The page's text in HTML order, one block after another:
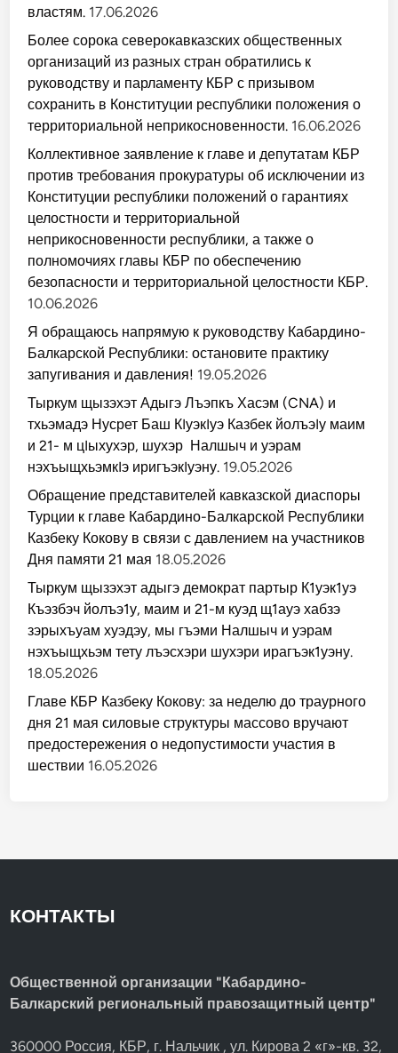
властям. 17.06.2026
Более сорока северокавказских общественных
организаций из разных стран обратились к
руководству и парламенту КБР с призывом
сохранить в Конституции республики положения о
территориальной неприкосновенности. 16.06.2026
Коллективное заявление к главе и депутатам КБР
против требования прокуратуры об исключении из
Конституции республики положений о гарантиях
целостности и территориальной
неприкосновенности республики, а также о
полномочиях главы КБР по обеспечению
безопасности и территориальной целостности КБР.
10.06.2026
Я обращаюсь напрямую к руководству Кабардино-
Балкарской Республики: остановите практику
запугивания и давления! 19.05.2026
Тыркум щызэхэт Адыгэ Лъэпкъ Хасэм (CNA) и
тхьэмадэ Нусрет Баш КIуэкIуэ Казбек йолъэIу маим
и 21- м цIыхухэр, шухэр Налшыч и уэрам
нэхъыщхьэмкIэ иригъэкIуэну. 19.05.2026
Обращение представителей кавказской диаспоры
Турции к главе Кабардино-Балкарской Республики
Казбеку Кокову в связи с давлением на участников
Дня памяти 21 мая 18.05.2026
Тыркум щызэхэт адыгэ демократ партыр К1уэк1уэ
Къэзбэч йолъэ1у, маим и 21-м куэд щ1ауэ хабзэ
зэрыхъуам хуэдэу, мы гъэми Налшыч и уэрам
нэхъыщхьэм тету лъэсхэри шухэри ирагъэк1уэну.
18.05.2026
Главе КБР Казбеку Кокову: за неделю до траурного
дня 21 мая силовые структуры массово вручают
предостережения о недопустимости участия в
шествии 16.05.2026
КОНТАКТЫ
Общественной организации "Кабардино-
Балкарский региональный правозащитный центр"
360000 Россия, КБР, г. Нальчик , ул. Кирова 2 «г»-кв. 32,